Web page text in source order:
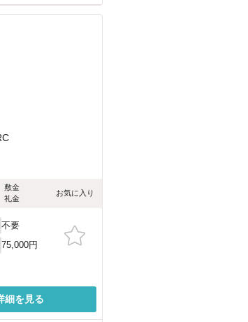
敷金
礼金
お気に入り
不要
75,000円
細を見る